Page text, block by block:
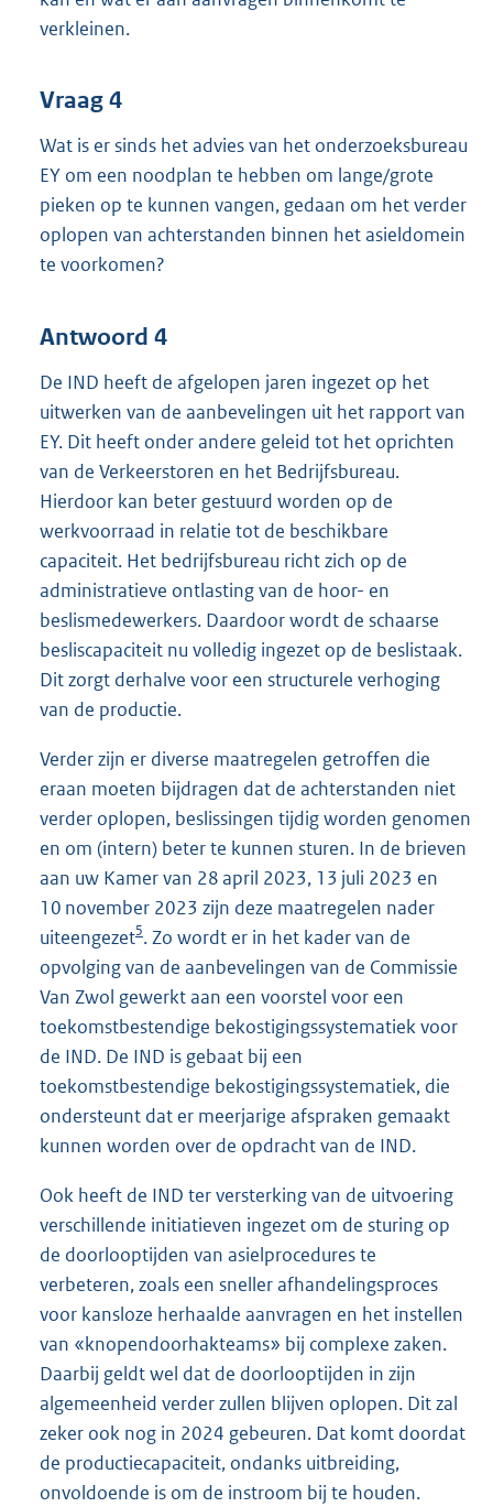
verkleinen.
Vraag 4
Wat is er sinds het advies van het onderzoeksbureau
EY om een noodplan te hebben om lange/grote
pieken op te kunnen vangen, gedaan om het verder
oplopen van achterstanden binnen het asieldomein
te voorkomen?
Antwoord 4
De IND heeft de afgelopen jaren ingezet op het
uitwerken van de aanbevelingen uit het rapport van
EY. Dit heeft onder andere geleid tot het oprichten
van de Verkeerstoren en het Bedrijfsbureau.
Hierdoor kan beter gestuurd worden op de
werkvoorraad in relatie tot de beschikbare
capaciteit. Het bedrijfsbureau richt zich op de
administratieve ontlasting van de hoor- en
beslismedewerkers. Daardoor wordt de schaarse
besliscapaciteit nu volledig ingezet op de beslistaak.
Dit zorgt derhalve voor een structurele verhoging
van de productie.
Verder zijn er diverse maatregelen getroffen die
eraan moeten bijdragen dat de achterstanden niet
verder oplopen, beslissingen tijdig worden genomen
en om (intern) beter te kunnen sturen. In de brieven
aan uw Kamer van 28 april 2023, 13 juli 2023 en
10 november 2023 zijn deze maatregelen nader
uiteengezet5. Zo wordt er in het kader van de
opvolging van de aanbevelingen van de Commissie
Van Zwol gewerkt aan een voorstel voor een
toekomstbestendige bekostigingssystematiek voor
de IND. De IND is gebaat bij een
toekomstbestendige bekostigingssystematiek, die
ondersteunt dat er meerjarige afspraken gemaakt
kunnen worden over de opdracht van de IND.
Ook heeft de IND ter versterking van de uitvoering
verschillende initiatieven ingezet om de sturing op
de doorlooptijden van asielprocedures te
verbeteren, zoals een sneller afhandelingsproces
voor kansloze herhaalde aanvragen en het instellen
van «knopendoorhakteams» bij complexe zaken.
Daarbij geldt wel dat de doorlooptijden in zijn
algemeenheid verder zullen blijven oplopen. Dit zal
zeker ook nog in 2024 gebeuren. Dat komt doordat
de productiecapaciteit, ondanks uitbreiding,
onvoldoende is om de instroom bij te houden.